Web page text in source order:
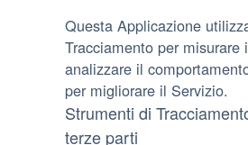
Questa Applicazione
Tracciamento per misurare
analizzare il
per migliorare il Servizio.
Strumenti di
terze parti